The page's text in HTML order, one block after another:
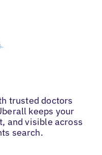
trusted doctors
keeps your
and visible across
search.